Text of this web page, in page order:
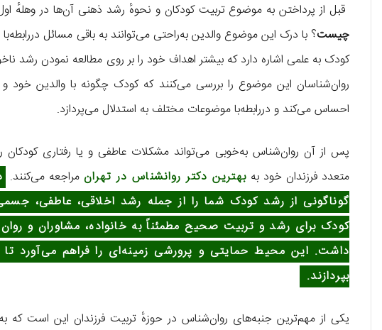
قبل از پرداختن به موضوع تربیت کودکان و نحوهٔ رشد ذهنی آن‌ها در وهلهٔ
چیست؟ با درک این موضوع والدین به‌راحتی می‌توانند به باقی مسائل
کودک به علمی اشاره دارد که بیشتر اهداف خود را بر روی مطالعه نمودن رشد
روان‌شناسان این موضوع را بررسی می‌کنند که کودک چگونه با والدین خود و
احساس می‌کند و دررابطه‌با موضوعات مختلف به استدلال می‌پردازد.
پس از آن روان‌شناس به‌خوبی می‌تواند مشکلات عاطفی و یا رفتاری کودکان
متعدد فرزندان خود بهبهترین دکتر روانشناس در تهرانمراجعه می‌کنند.
گوناگونی از رشد کودک شما را از جمله رشد اخلاقی، عاطفی،
کودک برای رشد و تربیت صحیح مطمئناً به خانواده، مشاوران و
داشت. این محیط حمایتی و پرورشی زمینه‌ای را فراهم می‌آورد
بپردازند.
یکی از مهم‌ترین جنبه‌های روان‌شناس در حوزهٔ تربیت فرزندان این است که